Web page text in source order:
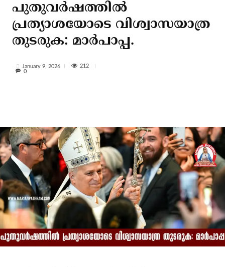
പുതുവര്‍ഷത്തില്‍
പ്രത്യാശയോടെ വിശ്വാസയാത്ര
തുടരുക: മാര്‍പാപ്പ.
January 9, 2026
212
0